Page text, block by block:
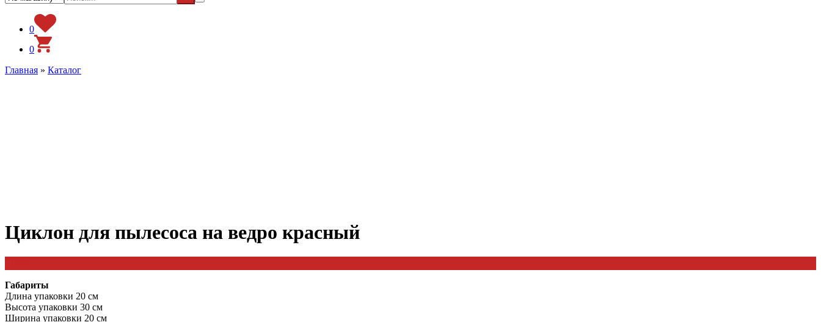
0
0
Главная » Каталог
Циклон для пылесоса на ведро красный
Габариты
Длина упаковки 20 см
Высота упаковки 30 см
Ширина упаковки 20 см